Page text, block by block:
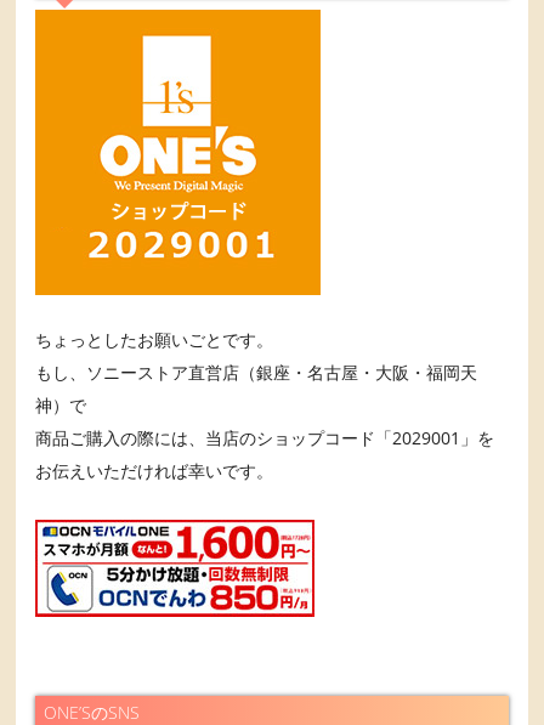
ちょっとしたお願いごとです。
もし、ソニーストア直営店（銀座・名古屋・大阪・福岡天
神）で
商品ご購入の際には、当店のショップコード「2029001」を
お伝えいただければ幸いです。
ONE’SのSNS